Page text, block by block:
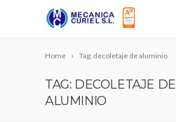
Home Tag: decoletaje de aluminio
TAG: DECOLETAJE DE
ALUMINIO